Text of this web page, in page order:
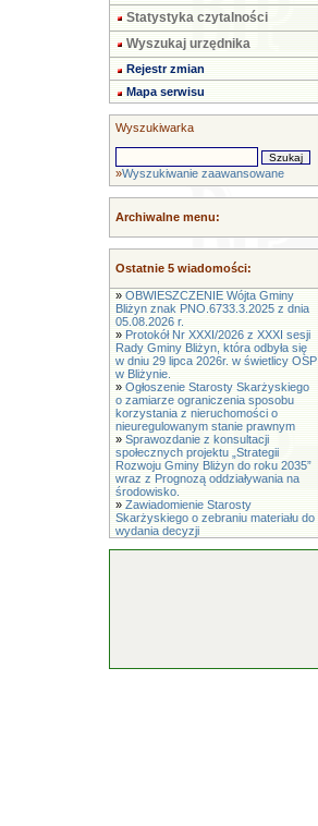
Statystyka czytalności
Wyszukaj urzędnika
Rejestr zmian
Mapa serwisu
Wyszukiwarka
»Wyszukiwanie zaawansowane
Archiwalne menu:
Ostatnie 5 wiadomości:
» OBWIESZCZENIE Wójta Gminy
Bliżyn znak PNO.6733.3.2025 z dnia
05.08.2026 r.
» Protokół Nr XXXI/2026 z XXXI sesji
Rady Gminy Bliżyn, która odbyła się
w dniu 29 lipca 2026r. w świetlicy OSP
w Bliżynie.
» Ogłoszenie Starosty Skarżyskiego
o zamiarze ograniczenia sposobu
korzystania z nieruchomości o
nieuregulowanym stanie prawnym
» Sprawozdanie z konsultacji
społecznych projektu „Strategii
Rozwoju Gminy Bliżyn do roku 2035”
wraz z Prognozą oddziaływania na
środowisko.
» Zawiadomienie Starosty
Skarżyskiego o zebraniu materiału do
wydania decyzji